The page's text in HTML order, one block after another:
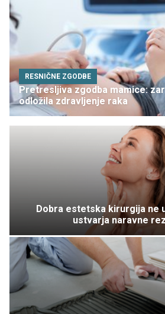
RESNIČNE ZGODBE
Pretresljiva zgodba mamice:
odložila zdravljenje raka
Dobra estetska kirurgija ne
ustvarja naravne